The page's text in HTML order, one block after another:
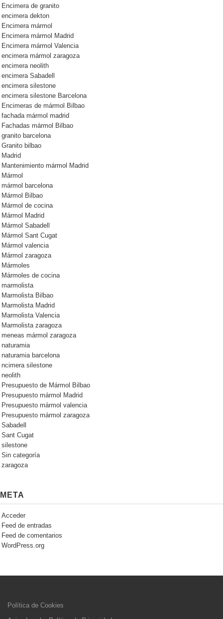
Encimera de granito
encimera dekton
Encimera mármol
Encimera mármol Madrid
Encimera mármol Valencia
encimera mármol zaragoza
encimera neolith
encimera Sabadell
encimera silestone
encimera silestone Barcelona
Encimeras de mármol Bilbao
fachada mármol madrid
Fachadas mármol Bilbao
granito barcelona
Granito bilbao
Madrid
Mantenimiento mármol Madrid
Mármol
mármol barcelona
Mármol Bilbao
Mármol de cocina
Mármol Madrid
Mármol Sabadell
Mármol Sant Cugat
Mármol valencia
Mármol zaragoza
Mármoles
Mármoles de cocina
marmolista
Marmolista Bilbao
Marmolista Madrid
Marmolista Valencia
Marmolista zaragoza
meneas mármol zaragoza
naturamia
naturamia barcelona
ncimera silestone
neolith
Presupuesto de Mármol Bilbao
Presupuesto mármol Madrid
Presupuesto mármol valencia
Presupuesto mármol zaragoza
Sabadell
Sant Cugat
silestone
Sin categoría
zaragoza
META
Acceder
Feed de entradas
Feed de comentarios
WordPress.org
Política de Cookies